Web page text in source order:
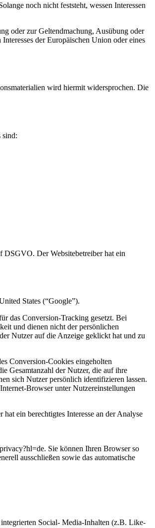
noch nicht feststeht, wessen Interessen
oder zur Geltendmachung, Ausübung oder
der Europäischen Union oder eines
wird hiermit widersprochen. Die
sind:
DSGVO. Der Websitebetreiber hat ein
States (“Google”).
das Conversion-Tracking gesetzt. Bei
und dienen nicht der persönlichen
Nutzer auf die Anzeige geklickt hat und zu
Conversion-Cookies eingeholten
Gesamtanzahl der Nutzer, die auf ihre
sich Nutzer persönlich identifizieren lassen.
Browser unter Nutzereinstellungen
ein berechtigtes Interesse an der Analyse
Sie können Ihren Browser so
ausschließen sowie das automatische
Social- Media-Inhalten (z.B. Like-